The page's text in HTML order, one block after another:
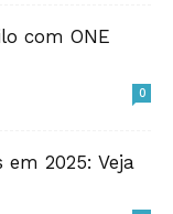
com ONE
0
2025: Veja